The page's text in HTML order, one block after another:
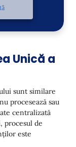
Unică a
sunt similare
procesează sau
centralizată
procesul de
este